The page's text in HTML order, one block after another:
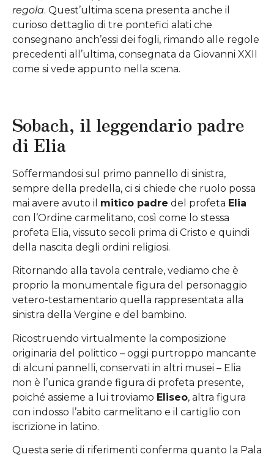
regola. Quest’ultima scena presenta anche il
curioso dettaglio di tre pontefici alati che
consegnano anch’essi dei fogli, rimando alle regole
precedenti all’ultima, consegnata da Giovanni XXII
come si vede appunto nella scena.
Sobach, il leggendario padre
di Elia
Soffermandosi sul primo pannello di sinistra,
sempre della predella, ci si chiede che ruolo possa
mai avere avuto il mitico padre del profeta Elia
con l’Ordine carmelitano, così come lo stessa
profeta Elia, vissuto secoli prima di Cristo e quindi
della nascita degli ordini religiosi.
Ritornando alla tavola centrale, vediamo che è
proprio la monumentale figura del personaggio
vetero-testamentario quella rappresentata alla
sinistra della Vergine e del bambino.
Ricostruendo virtualmente la composizione
originaria del polittico – oggi purtroppo mancante
di alcuni pannelli, conservati in altri musei – Elia
non è l’unica grande figura di profeta presente,
poiché assieme a lui troviamo Eliseo, altra figura
con indosso l’abito carmelitano e il cartiglio con
iscrizione in latino.
Questa serie di riferimenti conferma quanto la Pala